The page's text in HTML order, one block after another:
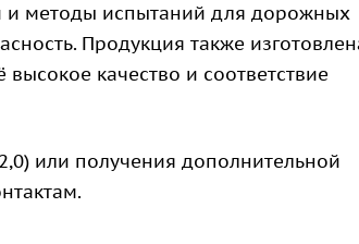
и методы испытаний для дорожных
Продукция также
высокое качество и соответствие
или получения дополнительной